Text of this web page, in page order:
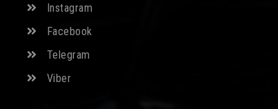
Instagram
Facebook
Telegram
Viber